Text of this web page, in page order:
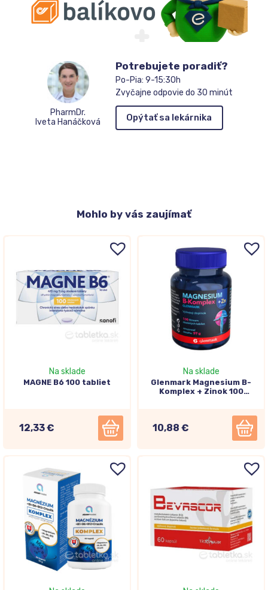
PharmDr.
Iveta Hanáčková
Potrebujete poradiť?
Po-Pia: 9-15:30h
Zvyčajne odpovie do 30 minút
Opýtať sa lekárnika
Mohlo by vás zaujímať
Na sklade
MAGNE B6 100 tabliet
12,33 €
Na sklade
Glenmark Magnesium B-
Komplex + Zinok 100
10,88 €